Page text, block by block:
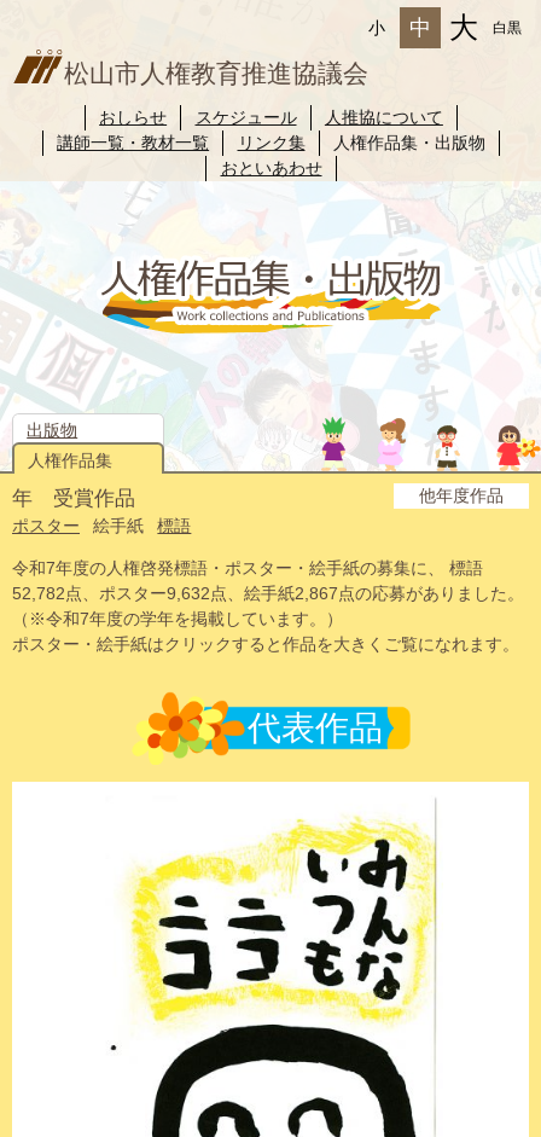
小 中 大 白黒
松山市人権教育推進協議会
おしらせ スケジュール
人推協について
講師一覧・教材一覧
リンク集
人権作品集・出版物
おといあわせ
人権作品集
出版物
他年度作品
年 受賞作品
ポスター 絵手紙 標語
令和7年度の人権啓発標語・ポスター・絵手紙の募集に、 標語
52,782点、ポスター9,632点、絵手紙2,867点の応募がありました。
（※令和7年度の学年を掲載しています。）
ポスター・絵手紙はクリックすると作品を大きくご覧になれます。
代表作品